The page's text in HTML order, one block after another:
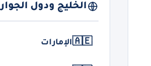
الخليج ودول الجوار
🇦🇪الإمارات